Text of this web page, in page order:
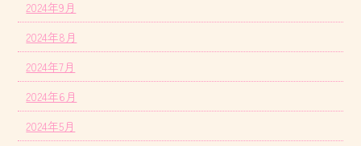
2024年9月
2024年8月
2024年7月
2024年6月
2024年5月